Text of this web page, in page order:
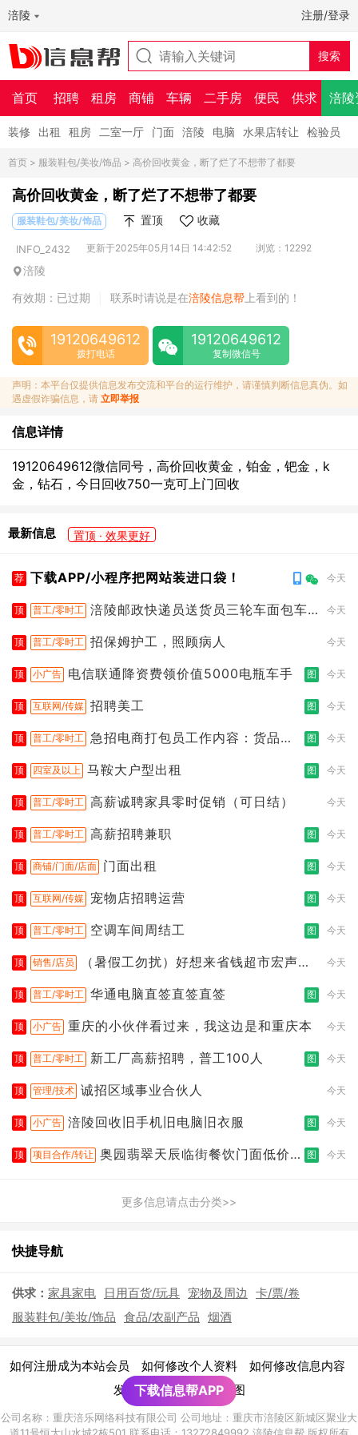
涪陵 注册/登录
首页 招聘 租房 商铺 车辆 二手房 便民 供求 涪陵
装修 出租 租房 二室一厅 门面 涪陵 电脑 水果店转让 检验员
首页 > 服装鞋包/美妆/饰品 > 高价回收黄金，断了烂了不想带了都要
高价回收黄金，断了烂了不想带了都要
服装鞋包/美妆/饰品 置顶 收藏
INFO_2432 更新于2025年05月14日 14:42:52 浏览：12292
涪陵
有效期：已过期
联系时请说是在涪陵信息帮 上看到的！
19120649612
拨打电话
19120649612
复制微信号
声明：本平台仅提供信息发布交流和平台的运行维护，请谨慎判断信息真伪。如
遇虚假诈骗信息，请 立即举报
信息详情
19120649612微信同号，高价回收黄金，铂金，钯金，k
金，钻石，今日回收750一克可上门回收
最新信息 置顶 · 效果更好
荐 下载APP/小程序把网站装进口袋！ 今天
顶 普工/零时工 涪陵邮政快递员送货员三轮车面包车
今天
顶 普工/零时工 招保姆护工，照顾病人 今天
顶 小广告 电信联通降资费领价值5000电瓶车手 图 今天
顶 互联网/传媒 招聘美工 图 今天
顶 普工/零时工 急招电商打包员工作内容：货品分
图 今天
顶 四室及以上 马鞍大户型出租 图 今天
顶 普工/零时工 高薪诚聘家具零时促销（可日结） 今天
顶 普工/零时工 高薪招聘兼职 图 今天
顶 商铺/门面/店面 门面出租 图 今天
顶 互联网/传媒 宠物店招聘运营 图 今天
顶 普工/零时工 空调车间周结工 图 今天
顶 销售/店员
（暑假工勿扰）好想来省钱超市宏声桥
今天
顶 普工/零时工 华通电脑直签直签直签 图 今天
顶 小广告 重庆的小伙伴看过来，我这边是和重庆本 今天
顶 普工/零时工 新工厂高薪招聘，普工100人 图 今天
顶 管理/技术 诚招区域事业合伙人 今天
顶 小广告 涪陵回收旧手机旧电脑旧衣服 图 今天
顶 项目合作/转让 奥园翡翠天辰临街餐饮门面低价转
图 今天
更多信息请点击分类>>
快捷导航
供求： 家具家电 日用百货/玩具 宠物及周边
卡/票/卷
服装鞋包/美妆/饰品 食品/农副产品 烟酒
如何注册成为本站会员 如何修改个人资料 如何修改信息内容
发布广告须知 | 网站地图
公司名称：重庆涪乐网络科技有限公司 公司地址：重庆市涪陵区新城区聚业大
下载信息帮APP